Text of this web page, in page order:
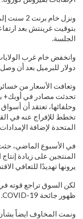
الجلسة.
دولار للبرميل بعد أن وصل إلى 67.66 دولاراً في
وتعافت الأسعار من
تحدثت مصادر في أوبك+
وحلفائها، تعتقد أن
تخطط للإفراج عنه في
المتحدة لإضافة
في الأسبوع الماضي،
المنتجين على زيادة
يرونها تهديدًا للتعافي
لكن السوق تراجع
ظهور جائحة COVID-19.
ونمت المخاوف ايضاً